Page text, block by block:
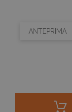
ANTEPRIMA